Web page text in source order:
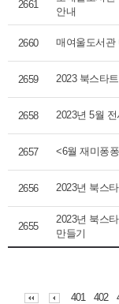
2661
안내
2660 매여울도서관
2659 2023 북스타
2658 2023년 5월
2657 <6월 재미퐁
2656 2023년 북스
2655
2023년 북스
만들기
401 402